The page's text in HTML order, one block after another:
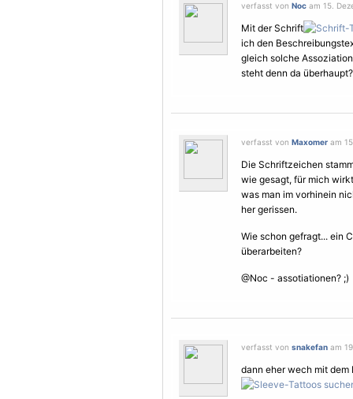
verfasst von Noc am 15.
Mit der Schrift
ich den
gleich solche
steht denn da überhaupt?
verfasst von Maxomer am
Die Schriftzeichen
wie gesagt, für mich
was man im vorhinein
her gerissen.
Wie schon gefragt... ein
überarbeiten?
@Noc - assotiationen? ;)
verfasst von snakefan am
dann eher wech mit dem